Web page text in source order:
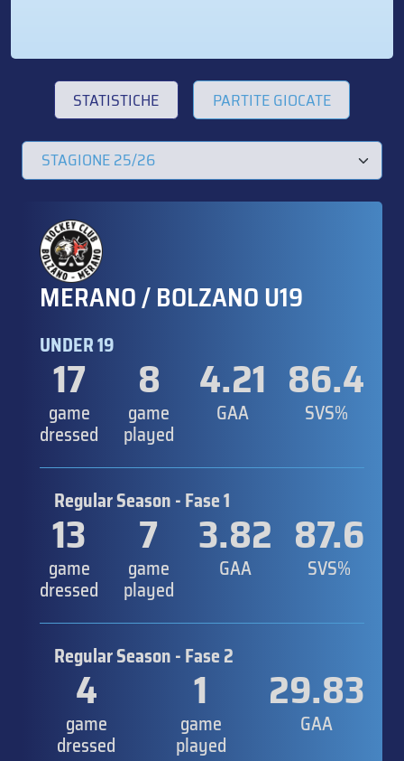
STATISTICHE PARTITE GIOCATE
MERANO / BOLZANO U19
UNDER 19
17
game
dressed
8
game
played
4.21
GAA
86.4
SVS%
Regular Season - Fase 1
13
game
dressed
7
game
played
3.82
GAA
87.6
SVS%
Regular Season - Fase 2
4
game
dressed
1
game
played
29.83
GAA